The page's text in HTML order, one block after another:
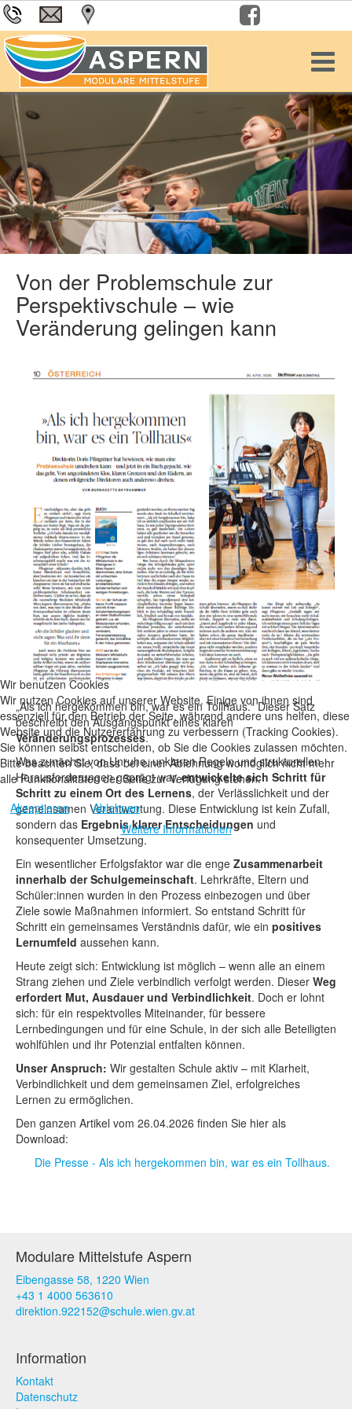
Von der Problemschule zur
Perspektivschule – wie
Veränderung gelingen kann
„Als ich hergekommen bin, war es ein Tollhaus.“ Dieser Satz
beschreibt den Ausgangspunkt eines klaren
Veränderungsprozesses.
Was zunächst von Unruhe, unklaren Regeln und strukturellen
Herausforderungen geprägt war,entwickelte sich Schritt für
Schritt zu einem Ort des Lernens, der Verlässlichkeit und der
gemeinsamen Verantwortung. Diese Entwicklung ist kein Zufall,
sondern das Ergebnis klarer Entscheidungen und
konsequenter Umsetzung.
Ein wesentlicher Erfolgsfaktor war die enge Zusammenarbeit
innerhalb der Schulgemeinschaft. Lehrkräfte, Eltern und
Schüler:innen wurden in den Prozess einbezogen und über
Ziele sowie Maßnahmen informiert. So entstand Schritt für
Schritt ein gemeinsames Verständnis dafür, wie ein positives
Lernumfeld aussehen kann.
Heute zeigt sich: Entwicklung ist möglich – wenn alle an einem
Strang ziehen und Ziele verbindlich verfolgt werden. Dieser Weg
erfordert Mut, Ausdauer und Verbindlichkeit. Doch er lohnt
sich: für ein respektvolles Miteinander, für bessere
Lernbedingungen und für eine Schule, in der sich alle Beteiligten
wohlfühlen und ihr Potenzial entfalten können.
Unser Anspruch: Wir gestalten Schule aktiv – mit Klarheit,
Verbindlichkeit und dem gemeinsamen Ziel, erfolgreiches
Lernen zu ermöglichen.
Den ganzen Artikel vom 26.04.2026 finden Sie hier als
Download:
Die Presse - Als ich hergekommen bin, war es ein Tollhaus.
Modulare Mittelstufe Aspern
Eibengasse 58, 1220 Wien
+43 1 4000 563610
direktion.922152@schule.wien.gv.at
Information
Kontakt
Datenschutz
Wir benutzen Cookies
Wir nutzen Cookies auf unserer Website. Einige von ihnen sind
essenziell für den Betrieb der Seite, während andere uns helfen, diese
Website und die Nutzererfahrung zu verbessern (Tracking Cookies).
Sie können selbst entscheiden, ob Sie die Cookies zulassen möchten.
Bitte beachten Sie, dass bei einer Ablehnung womöglich nicht mehr
alle Funktionalitäten der Seite zur Verfügung stehen.
Akzeptieren
Ablehnen
Weitere Informationen